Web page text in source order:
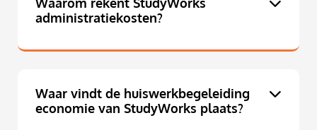
administratiekosten?
Waar vindt de huiswerkbegeleiding
economie van StudyWorks plaats?